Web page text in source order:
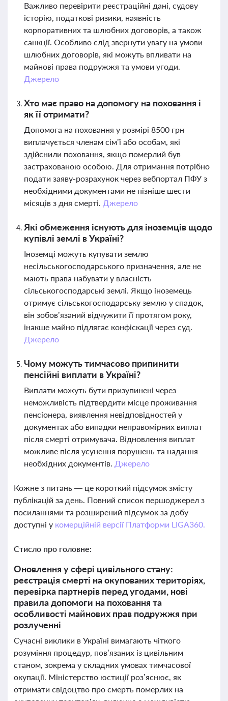
Важливо перевірити реєстраційні дані, судову
історію, податкові ризики, наявність
корпоративних та шлюбних договорів, а також
санкції. Особливо слід звернути увагу на умови
шлюбних договорів, які можуть впливати на
майнові права подружжя та умови угоди.
Джерело
Хто має право на допомогу на поховання і
як її отримати?
Допомога на поховання у розмірі 8500 грн
виплачується членам сім’ї або особам, які
здійснили поховання, якщо померлий був
застрахованою особою. Для отримання потрібно
подати заяву-розрахунок через вебпортал ПФУ з
необхідними документами не пізніше шести
місяців з дня смерті. Джерело
Які обмеження існують для іноземців щодо
купівлі землі в Україні?
Іноземці можуть купувати землю
несільськогосподарського призначення, але не
мають права набувати у власність
сільськогосподарські землі. Якщо іноземець
отримує сільськогосподарську землю у спадок,
він зобов’язаний відчужити її протягом року,
інакше майно підлягає конфіскації через суд.
Джерело
Чому можуть тимчасово припинити
пенсійні виплати в Україні?
Виплати можуть бути призупинені через
неможливість підтвердити місце проживання
пенсіонера, виявлення невідповідностей у
документах або випадки неправомірних виплат
після смерті отримувача. Відновлення виплат
можливе після усунення порушень та надання
необхідних документів. Джерело
Кожне з питань — це короткий підсумок змісту
публікацій за день. Повний список першоджерел з
посиланнями та розширений підсумок за добу
доступні у комерційній версії Платформи LIGA360.
Стисло про головне:
Оновлення у сфері цивільного стану:
реєстрація смерті на окупованих територіях,
перевірка партнерів перед угодами, нові
правила допомоги на поховання та
особливості майнових прав подружжя при
розлученні
Сучасні виклики в Україні вимагають чіткого
розуміння процедур, пов’язаних із цивільним
станом, зокрема у складних умовах тимчасової
окупації. Міністерство юстиції роз’яснює, як
отримати свідоцтво про смерть померлих на